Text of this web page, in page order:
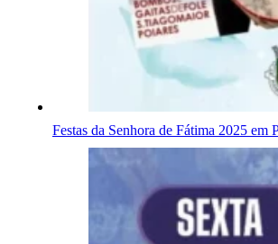
Festas da Senhora de Fátima 2025 em